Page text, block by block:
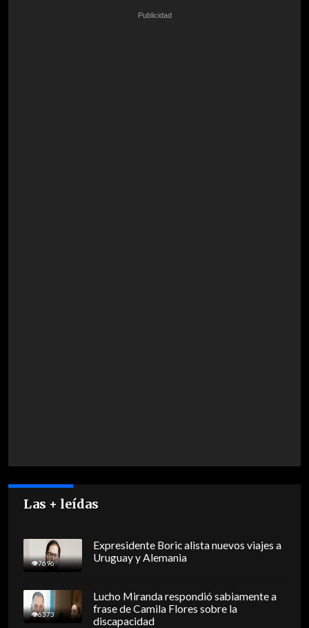
Las + leídas
7696
Expresidente Boric alista nuevos viajes a
Uruguay y Alemania
6373
Lucho Miranda respondió sabiamente a
frase de Camila Flores sobre la
discapacidad